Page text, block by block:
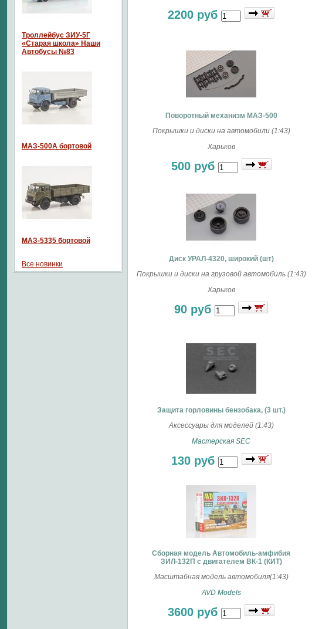
2200 руб
Поворотный механизм МАЗ-500
Покрышки и диски на автомобили (1:43)
Харьков
500 руб
Диск УРАЛ-4320, широкий (шт)
Покрышки и диски на грузовой автомобиль (1:43)
Харьков
90 руб
Защита горловины бензобака, (3 шт.)
Аксессуары для моделей (1:43)
Мастерская SEC
130 руб
Сборная модель Автомобиль-амфибия
ЗИЛ-132П с двигателем ВК-1 (КИТ)
Масштабная модель автомобиля(1:43)
AVD Models
3600 руб
Троллейбус ЗИУ-5Г
«Старая школа» Наши
Автобусы №83
МАЗ-500А бортовой
МАЗ-5335 бортовой
Все новинки